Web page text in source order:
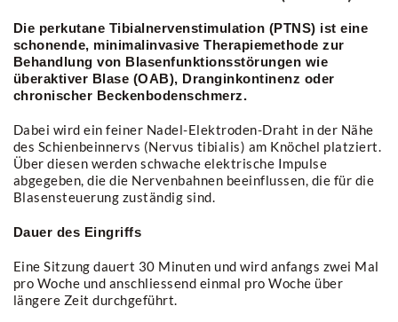
Die perkutane Tibialnervenstimulation (PTNS) ist eine
schonende, minimalinvasive Therapiemethode zur
Behandlung von Blasenfunktionsstörungen wie
überaktiver Blase (OAB), Dranginkontinenz oder
chronischer Beckenbodenschmerz.
Dabei wird ein feiner Nadel-Elektroden-Draht in der Nähe
des Schienbeinnervs (Nervus tibialis) am Knöchel platziert.
Über diesen werden schwache elektrische Impulse
abgegeben, die die Nervenbahnen beeinflussen, die für die
Blasensteuerung zuständig sind.
Dauer des Eingriffs
Eine Sitzung dauert 30 Minuten und wird anfangs zwei Mal
pro Woche und anschliessend einmal pro Woche über
längere Zeit durchgeführt.